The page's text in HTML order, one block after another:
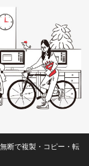
断で複製・コピー・転